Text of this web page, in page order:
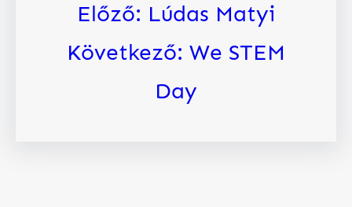
Előző: Lúdas Matyi
Következő: We STEM
Day